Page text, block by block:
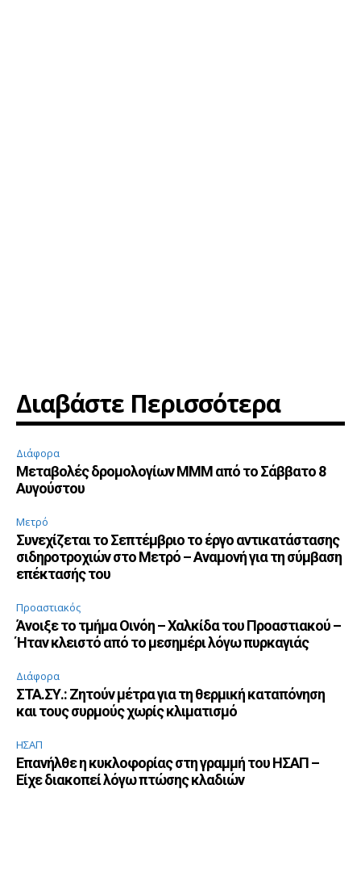
Διαβάστε Περισσότερα
Διάφορα
Μεταβολές δρομολογίων ΜΜΜ από το Σάββατο 8
Αυγούστου
Μετρό
Συνεχίζεται το Σεπτέμβριο το έργο αντικατάστασης
σιδηροτροχιών στο Μετρό – Αναμονή για τη σύμβαση
επέκτασής του
Προαστιακός
Άνοιξε το τμήμα Οινόη – Χαλκίδα του Προαστιακού –
Ήταν κλειστό από το μεσημέρι λόγω πυρκαγιάς
Διάφορα
ΣΤΑ.ΣΥ.: Ζητούν μέτρα για τη θερμική καταπόνηση
και τους συρμούς χωρίς κλιματισμό
ΗΣΑΠ
Επανήλθε η κυκλοφορίας στη γραμμή του ΗΣΑΠ –
Είχε διακοπεί λόγω πτώσης κλαδιών